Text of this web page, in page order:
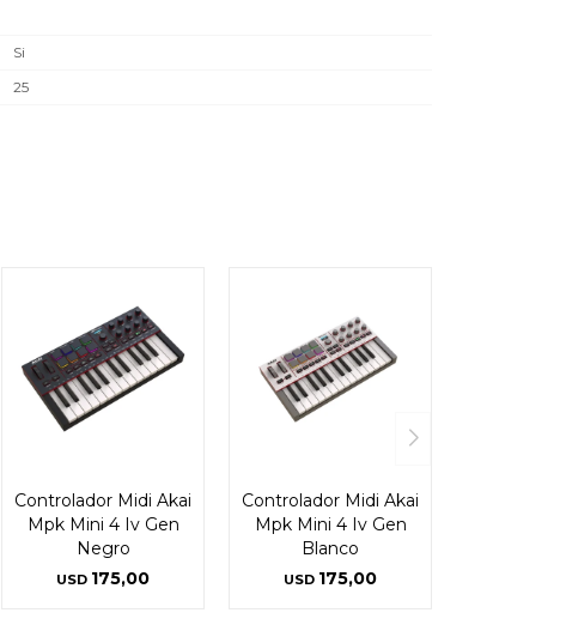
Si
25
Controlador Midi Akai
Mpk Mini 4 Iv Gen
Negro
USD 175,00
Controlador Midi Akai
Mpk Mini 4 Iv Gen
Blanco
USD 175,00